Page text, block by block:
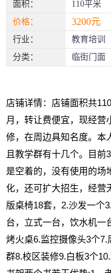
面积：
110平米
价格：
3200元
行业：
教育培训
分类：
临街门面
店铺详情：店铺面积共
月，转让费便宜，现经营
修，在周边具知名度。本
且教学群有十几个。目
是空着的，没有使用的场
化，还可扩大招生，经营
版桌椅18套，2.沙发一个
台，立式一台，饮水机一
烤火桌6.监控摄像头3个
群8.校区装修9.白板3个